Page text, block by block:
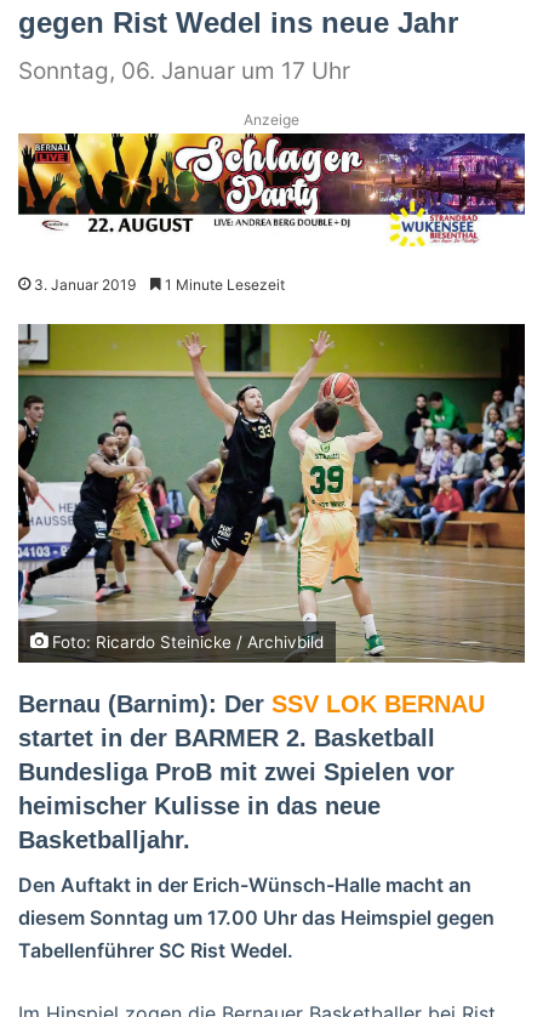
gegen Rist Wedel ins neue Jahr
Sonntag, 06. Januar um 17 Uhr
Anzeige
3. Januar 2019 1 Minute Lesezeit
Foto: Ricardo Steinicke / Archivbild
Bernau (Barnim): Der SSV LOK BERNAU
startet in der BARMER 2. Basketball
Bundesliga ProB mit zwei Spielen vor
heimischer Kulisse in das neue
Basketballjahr.
Den Auftakt in der Erich-Wünsch-Halle macht an
diesem Sonntag um 17.00 Uhr das Heimspiel gegen
Tabellenführer SC Rist Wedel.